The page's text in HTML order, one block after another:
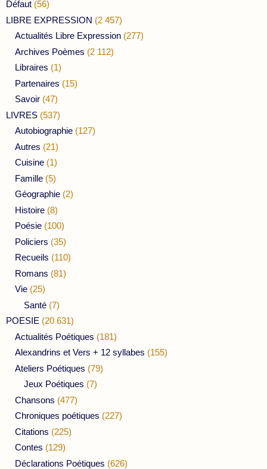
Défaut (56)
LIBRE EXPRESSION (2 457)
Actualités Libre Expression (277)
Archives Poèmes (2 112)
Libraires (1)
Partenaires (15)
Savoir (47)
LIVRES (537)
Autobiographie (127)
Autres (21)
Cuisine (1)
Famille (5)
Géographie (2)
Histoire (8)
Poésie (100)
Policiers (35)
Recueils (110)
Romans (81)
Vie (25)
Santé (7)
POESIE (20 631)
Actualités Poétiques (181)
Alexandrins et Vers + 12 syllabes (155)
Ateliers Poétiques (79)
Jeux Poétiques (7)
Chansons (477)
Chroniques poétiques (227)
Citations (225)
Contes (129)
Déclarations Poétiques (626)